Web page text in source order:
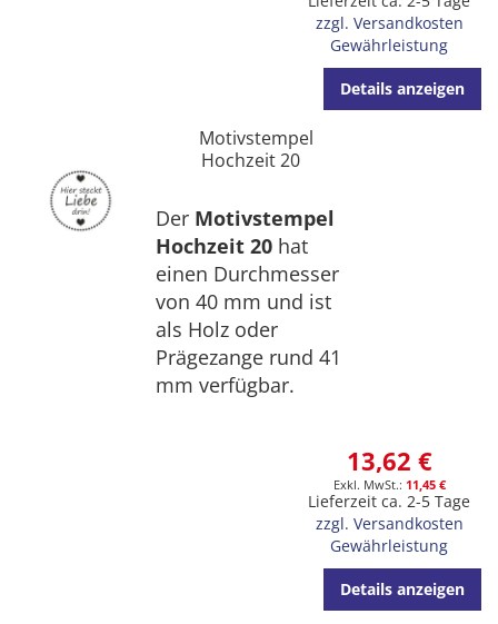
zzgl. Versandkosten
Gewährleistung
Details anzeigen
Motivstempel
Hochzeit 20
Der Motivstempel
Hochzeit 20 hat
einen Durchmesser
von 40 mm und ist
als Holz oder
Prägezange rund 41
mm verfügbar.
13,62 €
11,45 €
Lieferzeit ca. 2-5 Tage
zzgl. Versandkosten
Gewährleistung
Details anzeigen